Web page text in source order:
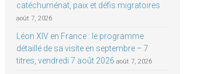
catéchuménat, paix et défis migratoires
août 7, 2026
Léon XIV en France : le programme
détaillé de sa visite en septembre – 7
titres, vendredi 7 août 2026 août 7, 2026